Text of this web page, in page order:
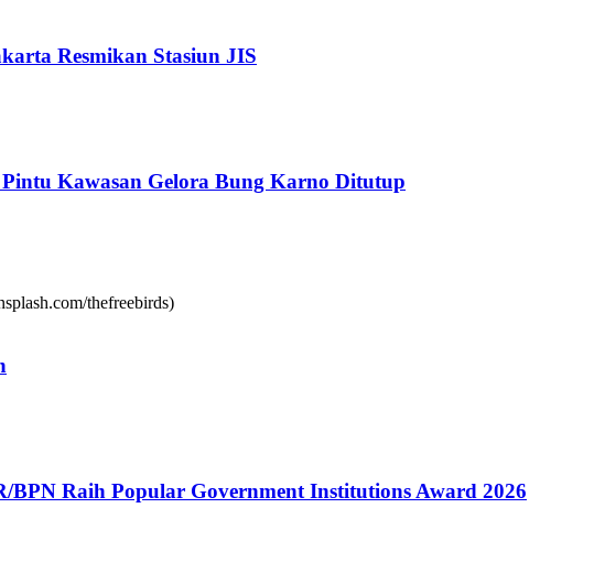
Resmikan Stasiun JIS
Kawasan Gelora Bung Karno Ditutup
Raih Popular Government Institutions Award 2026